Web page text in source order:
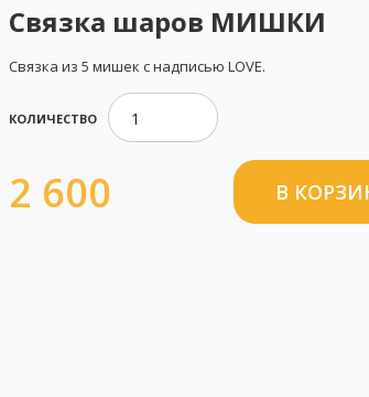
Связка шаров МИШКИ
Связка из 5 мишек с надписью LOVE.
КОЛИЧЕСТВО
2 600